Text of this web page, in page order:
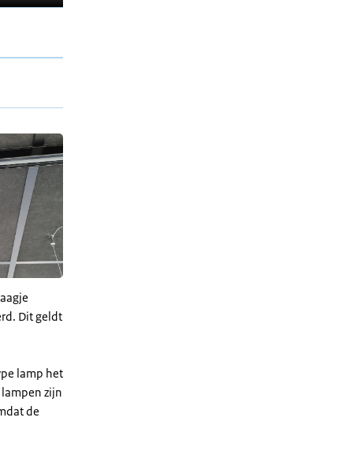
Dit geldt
lamp het
zijn
de